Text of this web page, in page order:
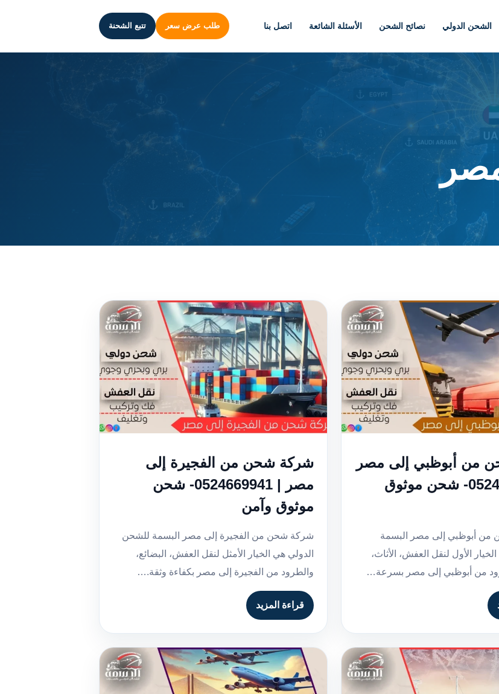
الشحن الدولي نصائح الشحن الأسئلة الشائعة اتصل بنا طلب عرض سعر تتبع الشحنة
من أبوظبي إلى مصر
| 0524669941- شحن موثوق
من أبوظبي إلى مصر البسمة
الأول لنقل العفش، الأثاث،
من أبوظبي إلى مصر بسرعة…
شركة شحن من الفجيرة إلى
مصر | 0524669941- شحن
موثوق وآمن
شركة شحن من الفجيرة إلى مصر البسمة للشحن
الدولي هي الخيار الأمثل لنقل العفش، البضائع،
والطرود من الفجيرة إلى مصر بكفاءة وثقة.…
قراءة المزيد